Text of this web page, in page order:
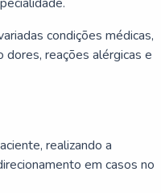
condições médicas,
dores, reações alérgicas e
realizando a
em casos no